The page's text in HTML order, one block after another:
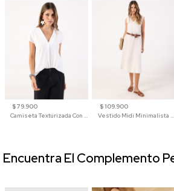
$ 79.900
Camiseta Texturizada Con Cuello En V Para Mujer
$ 109.900
Vestido Midi Minimalista De Silueta Amplia
Encuentra El Complemento